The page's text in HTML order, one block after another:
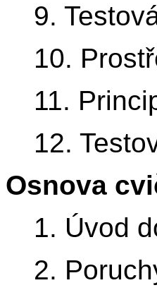
9.
10.
11.
12.
Osnova
1. Úvod
2.